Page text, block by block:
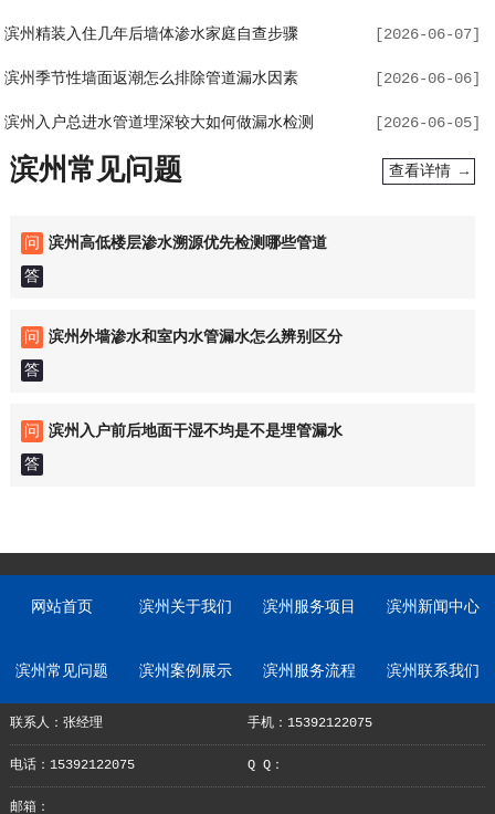
滨州精装入住几年后墙体渗水家庭自查步骤 [2026-06-07]
滨州季节性墙面返潮怎么排除管道漏水因素 [2026-06-06]
滨州入户总进水管道埋深较大如何做漏水检测 [2026-06-05]
查看详情 →
滨州常见问题
问
滨州高低楼层渗水溯源优先检测哪些管道
答
问
滨州外墙渗水和室内水管漏水怎么辨别区分
答
问
滨州入户前后地面干湿不均是不是埋管漏水
答
网站首页 滨州关于我们 滨州服务项目 滨州新闻中心
滨州常见问题 滨州案例展示 滨州服务流程 滨州联系我们
联系人：张经理 手机：15392122075
电话：15392122075 Q Q：
邮箱：